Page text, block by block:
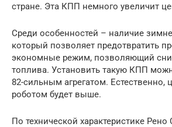
стране. Эта КПП немного увеличит
Среди особенностей – наличие
который позволяет предотвратить
экономные режим, позволяющий
топлива. Установить такую КПП
82-сильным агрегатом.
роботом будет выше.
По технической характеристике